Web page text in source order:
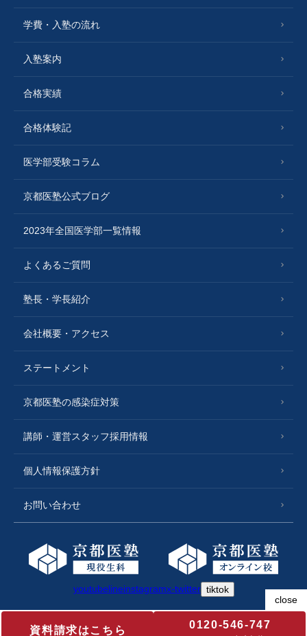
資料請求はこちら 0120-546-747
学費・入塾の流れ
入塾案内
合格実績
合格体験記
医学部受験コラム
京都医塾公式ブログ
2023年全国医学部一覧情報
よくあるご質問
塾長・学長紹介
会社概要・アクセス
ステートメント
京都医塾の感染症対策
講師・運営スタッフ採用情報
個人情報保護方針
お問い合わせ
youtubelineinstagramx-twitter tiktok
Copyright © 京都医塾 All Rights Reserved.